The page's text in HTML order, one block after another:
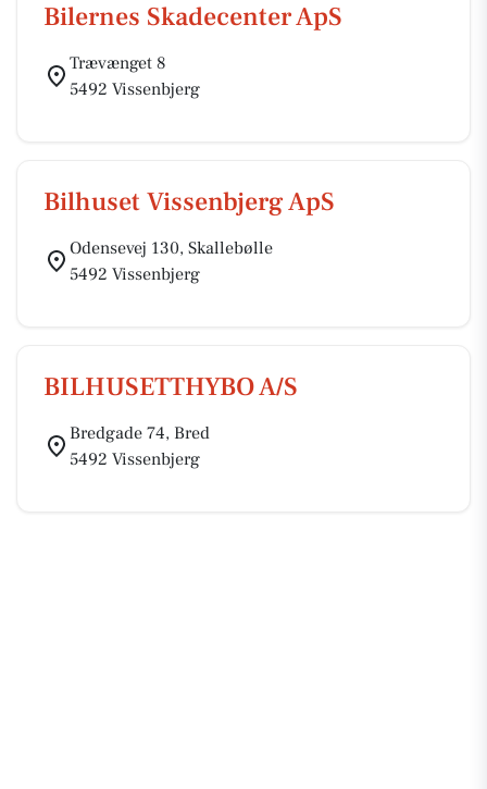
Bilernes Skadecenter ApS
Trævænget 8
5492 Vissenbjerg
Bilhuset Vissenbjerg ApS
Odensevej 130, Skallebølle
5492 Vissenbjerg
BILHUSETTHYBO A/S
Bredgade 74, Bred
5492 Vissenbjerg